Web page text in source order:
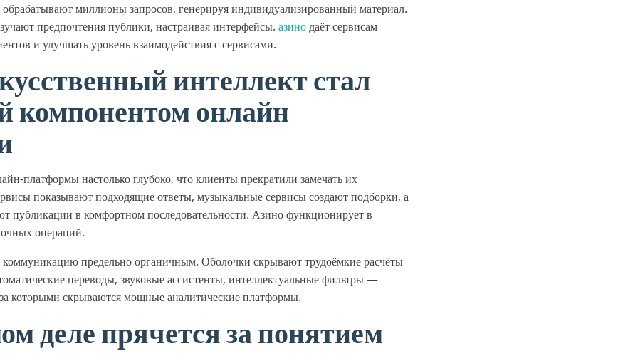
обрабатывают миллионы запросов, генерируя индивидуализированный материал.
предпочтения публики, настраивая интерфейсы. азинодаёт сервисам
и улучшать уровень взаимодействия с сервисами.
интеллект стал
компонентом онлайн
платформы настолько глубоко, что клиенты прекратили замечать их
показывают подходящие ответы, музыкальные сервисы создают подборки, а
публикации в комфортном последовательности. Азино функционирует в
операций.
коммуникацию предельно органичным. Оболочки скрывают трудоёмкие расчёты
переводы, звуковые ассистенты, интеллектуальные фильтры —
которыми скрываются мощные аналитические платформы.
деле прячется за понятием